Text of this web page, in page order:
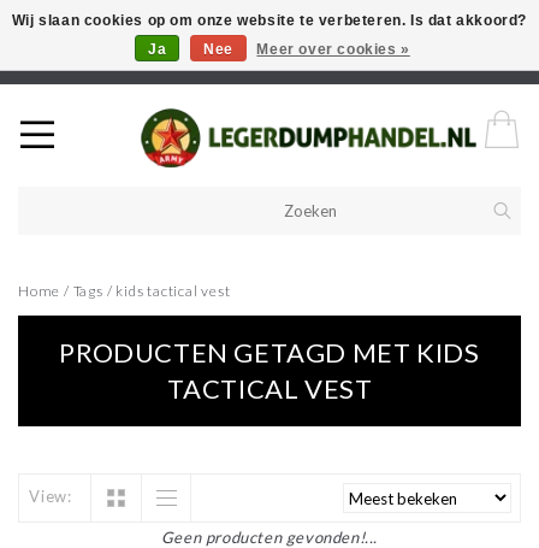
Welkom in onze webshop! Als u een product zoekt en deze niet kan
vinden in de webwinkel, neem vooral contact op!
Home / Tags / kids tactical vest
PRODUCTEN GETAGD MET KIDS
TACTICAL VEST
View:
Geen producten gevonden!...
Wij slaan cookies op om onze website te verbeteren. Is dat akkoord?
Ja
Nee Meer over cookies »